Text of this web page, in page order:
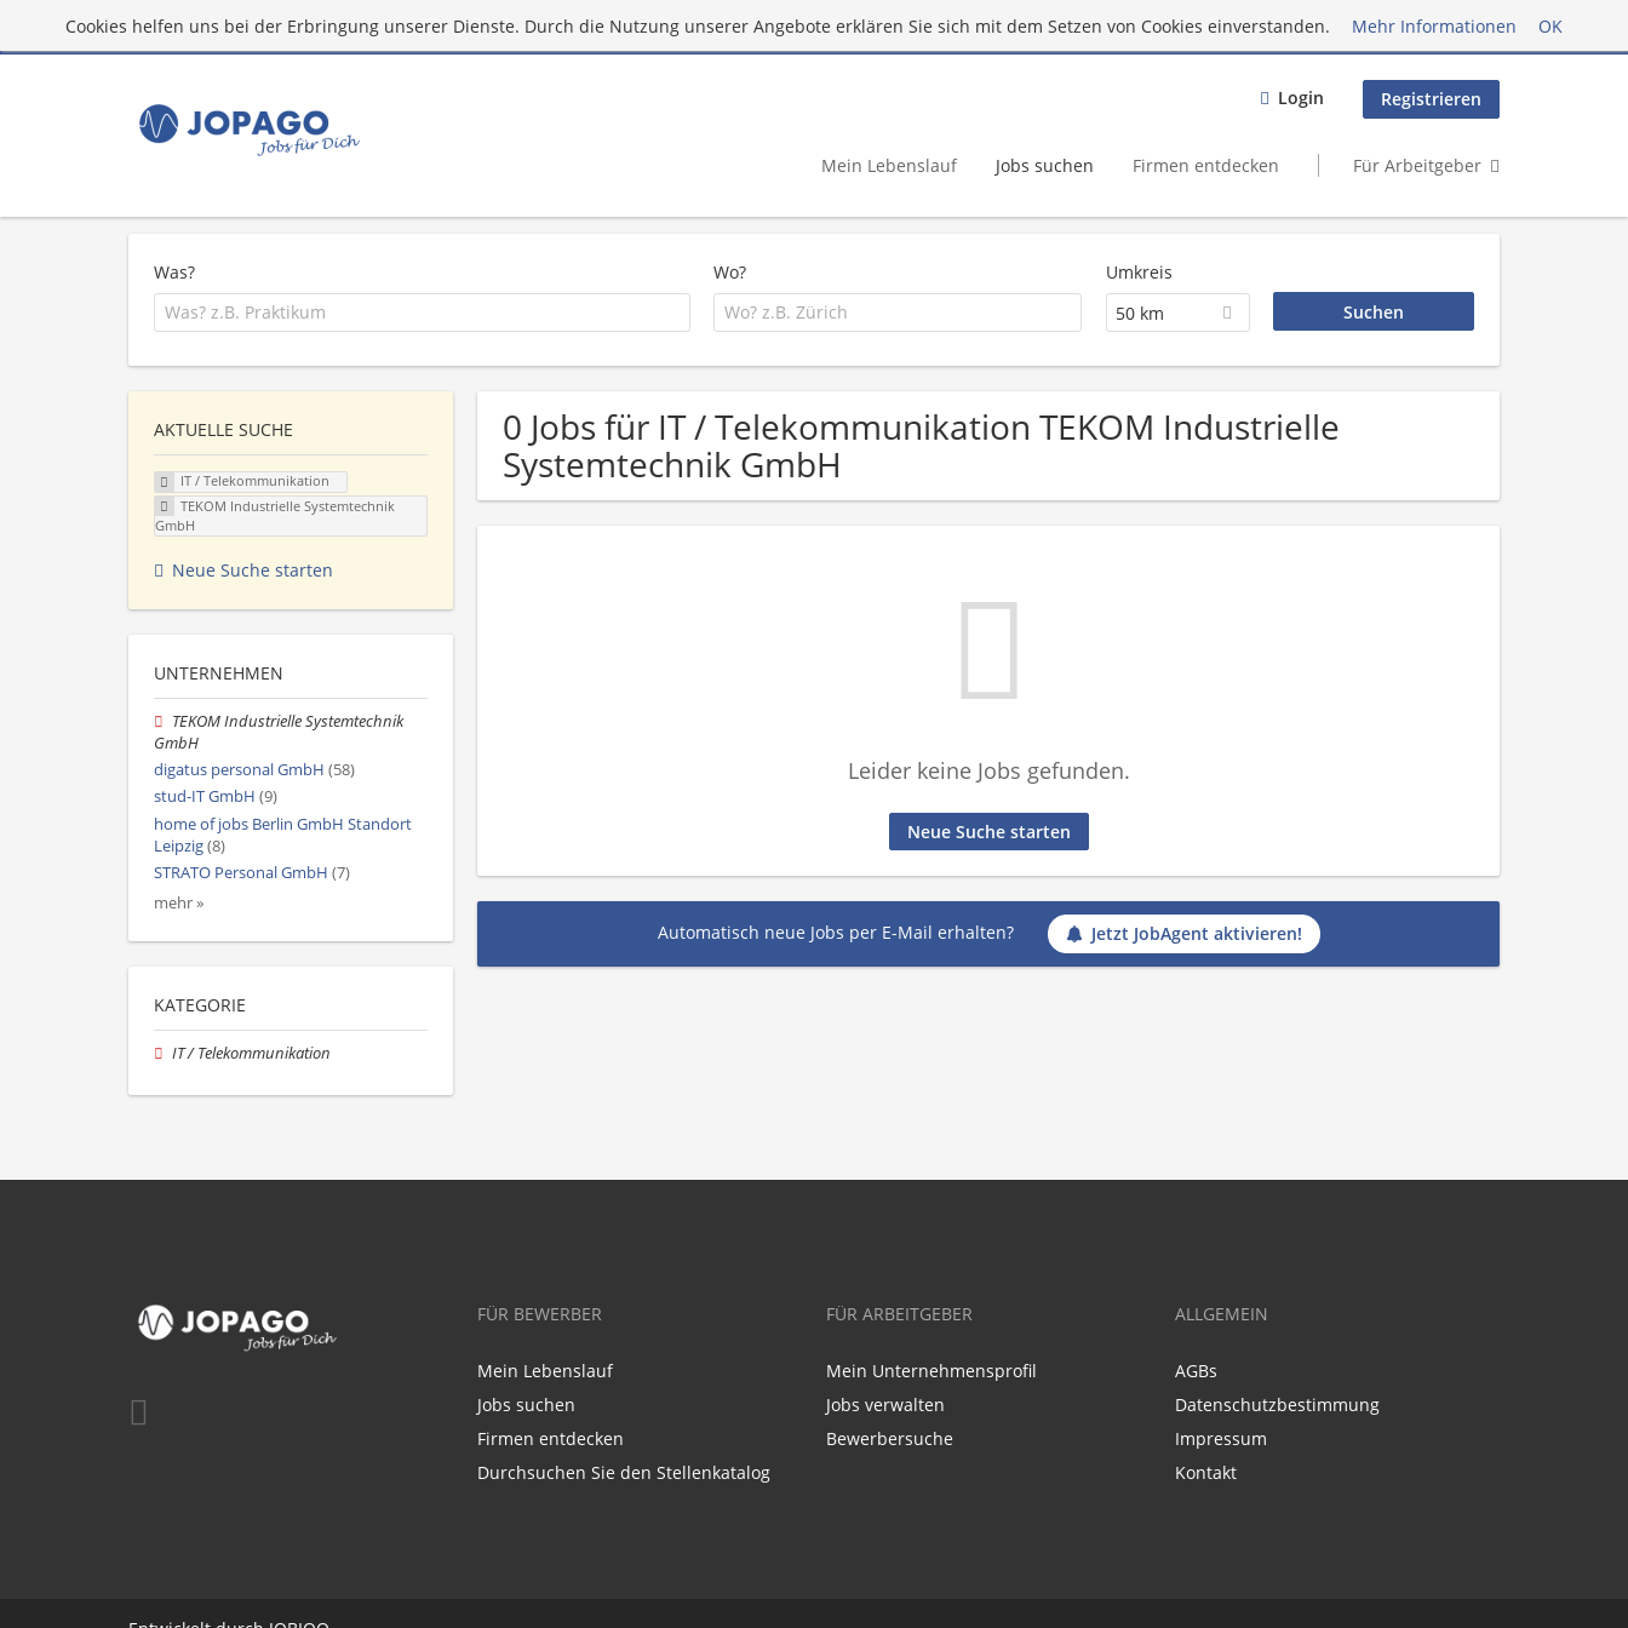
Cookies helfen uns bei der Erbringung unserer Dienste. Durch die Nutzung unserer Angebote erklären Sie sich mit dem Setzen von Cookies einverstanden. Mehr Informationen OK
Login Registrieren
Mein Lebenslauf Jobs suchen Firmen entdecken Für Arbeitgeber
Was? Wo?
Umkreis
50 km
0 Jobs für IT / Telekommunikation TEKOM Industrielle
Systemtechnik GmbH
Leider keine Jobs gefunden.
Neue Suche starten
Automatisch neue Jobs per E-Mail erhalten? Jetzt JobAgent aktivieren!
AKTUELLE SUCHE
IT / Telekommunikation
TEKOM Industrielle Systemtechnik
GmbH
Neue Suche starten
UNTERNEHMEN
TEKOM Industrielle Systemtechnik
GmbH
digatus personal GmbH (58)
stud-IT GmbH (9)
home of jobs Berlin GmbH Standort
Leipzig(8)
STRATO Personal GmbH (7)
mehr »
KATEGORIE
IT / Telekommunikation
FÜR BEWERBER
Mein Lebenslauf
Jobs suchen
Firmen entdecken
Durchsuchen Sie den Stellenkatalog
FÜR ARBEITGEBER
Mein Unternehmensprofil
Jobs verwalten
Bewerbersuche
ALLGEMEIN
AGBs
Datenschutzbestimmung
Impressum
Kontakt